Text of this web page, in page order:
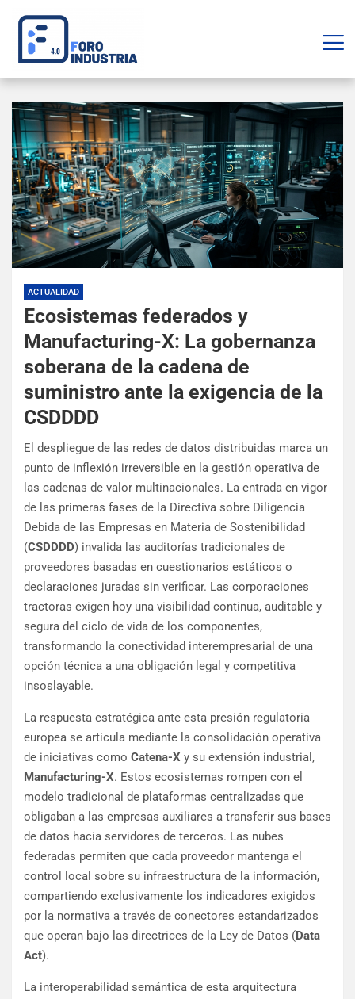
ACTUALIDAD
Ecosistemas federados y
Manufacturing-X: La gobernanza
soberana de la cadena de
suministro ante la exigencia de la
CSDDDD
El despliegue de las redes de datos distribuidas marca un
punto de inflexión irreversible en la gestión operativa de
las cadenas de valor multinacionales. La entrada en vigor
de las primeras fases de la Directiva sobre Diligencia
Debida de las Empresas en Materia de Sostenibilidad
(CSDDDD) invalida las auditorías tradicionales de
proveedores basadas en cuestionarios estáticos o
declaraciones juradas sin verificar. Las corporaciones
tractoras exigen hoy una visibilidad continua, auditable y
segura del ciclo de vida de los componentes,
transformando la conectividad interempresarial de una
opción técnica a una obligación legal y competitiva
insoslayable.
La respuesta estratégica ante esta presión regulatoria
europea se articula mediante la consolidación operativa
de iniciativas como Catena-X y su extensión industrial,
Manufacturing-X. Estos ecosistemas rompen con el
modelo tradicional de plataformas centralizadas que
obligaban a las empresas auxiliares a transferir sus bases
de datos hacia servidores de terceros. Las nubes
federadas permiten que cada proveedor mantenga el
control local sobre su infraestructura de la información,
compartiendo exclusivamente los indicadores exigidos
por la normativa a través de conectores estandarizados
que operan bajo las directrices de la Ley de Datos (Data
Act).
La interoperabilidad semántica de esta arquitectura